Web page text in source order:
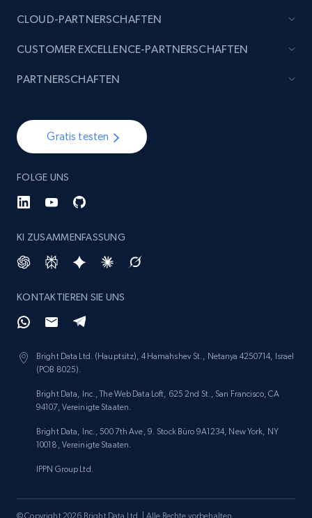
Gratis testen
FOLGE UNS
KI ZUSAMMENFASSUNG
KONTAKTIEREN SIE UNS
Bright Data Ltd. (Hauptsitz), 4 Hamahshev St., Netanya 4250714, Israel
(POB 8025).
Bright Data, Inc., The Web Data Loft, 625 2nd St., San Francisco, CA
94107, Vereinigte Staaten.
Bright Data, Inc., 500 7th Ave, 9. Stock Büro 9A1234, New York, NY
10018, Vereinigte Staaten.
IPPN Group Ltd.
CLOUD-PARTNERSCHAFTEN
CUSTOMER EXCELLENCE-PARTNERSCHAFTEN
PARTNERSCHAFTEN
© Copyright 2026 Bright Data Ltd. | Alle Rechte vorbehalten